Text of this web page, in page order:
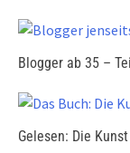
Blogger ab 35 –
Gelesen: Die